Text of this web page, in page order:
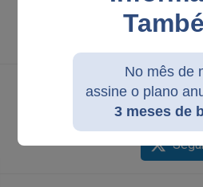
No mês de
assine o plano
3 meses de
Seguir
Siga-nos no